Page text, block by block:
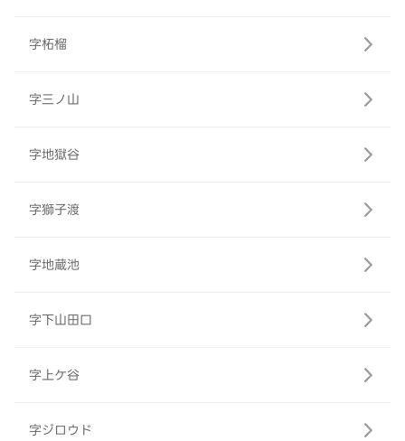
字柘榴
字三ノ山
字地獄谷
字獅子渡
字地蔵池
字下山田口
字上ケ谷
字ジロウド